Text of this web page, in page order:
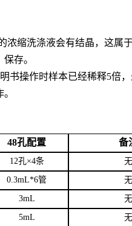
缩洗涤液会有结晶，这属
存。
书操作时样本已经稀释5倍
48孔配置 备
12孔×4条 无
0.3mL*6管 无
3mL 无
5mL 无